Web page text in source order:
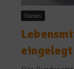
News
eingelegt